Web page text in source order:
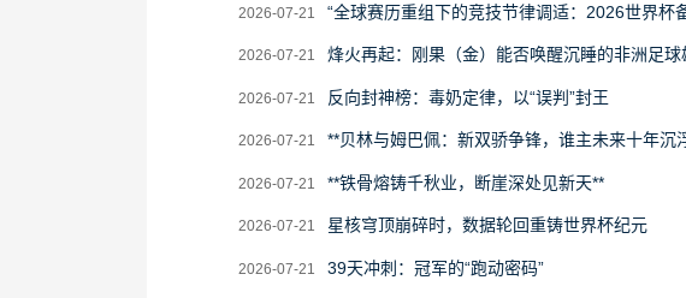
2026-
07-
21
2026-07-21 “全球赛历重组下的竞技节律调适：2026世界杯
2026-
07-
21
2026-07-21 烽火再起：刚果（金）能否唤醒沉睡的非洲足球
2026-
07-
21
2026-07-21 反向封神榜：毒奶定律，以“误判”封王
2026-
07-
21
2026-07-21 **贝林与姆巴佩：新双骄争锋，谁主未来十年沉
2026-
07-
21
2026-07-21 **铁骨熔铸千秋业，断崖深处见新天**
2026-
07-
2026-07-21 星核穹顶崩碎时，数据轮回重铸世界杯纪元
2026-
2026-07-21 39天冲刺：冠军的“跑动密码”